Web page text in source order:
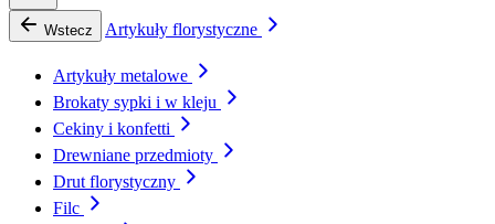
Wstecz Artykuły florystyczne
Artykuły metalowe
Brokaty sypki i w kleju
Cekiny i konfetti
Drewniane przedmioty
Drut florystyczny
Filc